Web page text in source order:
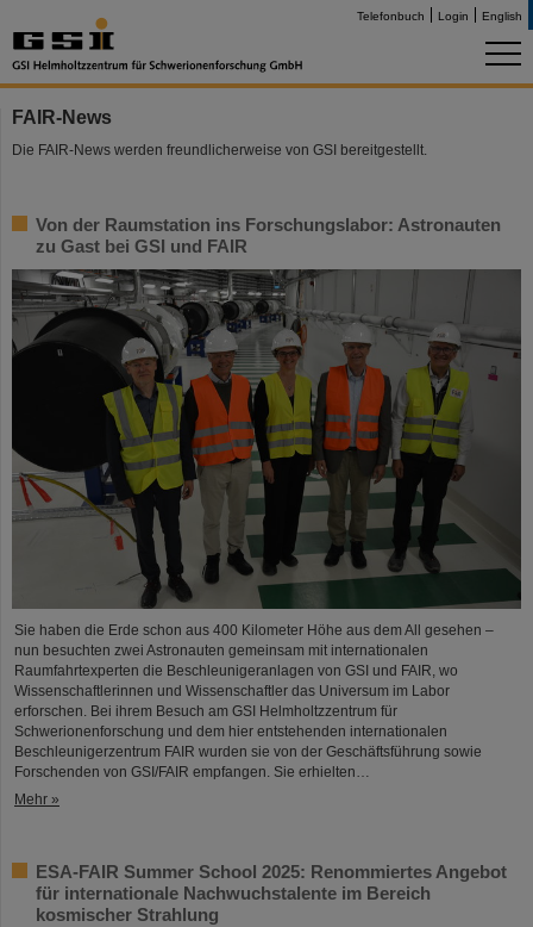
Telefonbuch Login English
FAIR-News
Die FAIR-News werden freundlicherweise von GSI bereitgestellt.
Von der Raumstation ins Forschungslabor: Astronauten
zu Gast bei GSI und FAIR
Sie haben die Erde schon aus 400 Kilometer Höhe aus dem All gesehen –
nun besuchten zwei Astronauten gemeinsam mit internationalen
Raumfahrtexperten die Beschleunigeranlagen von GSI und FAIR, wo
Wissenschaftlerinnen und Wissenschaftler das Universum im Labor
erforschen. Bei ihrem Besuch am GSI Helmholtzzentrum für
Schwerionenforschung und dem hier entstehenden internationalen
Beschleunigerzentrum FAIR wurden sie von der Geschäftsführung sowie
Forschenden von GSI/FAIR empfangen. Sie erhielten…
Mehr »
ESA-FAIR Summer School 2025: Renommiertes Angebot
für internationale Nachwuchstalente im Bereich
kosmischer Strahlung